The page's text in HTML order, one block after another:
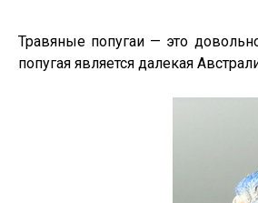
Травяные попугаи — это
попугая является далекая